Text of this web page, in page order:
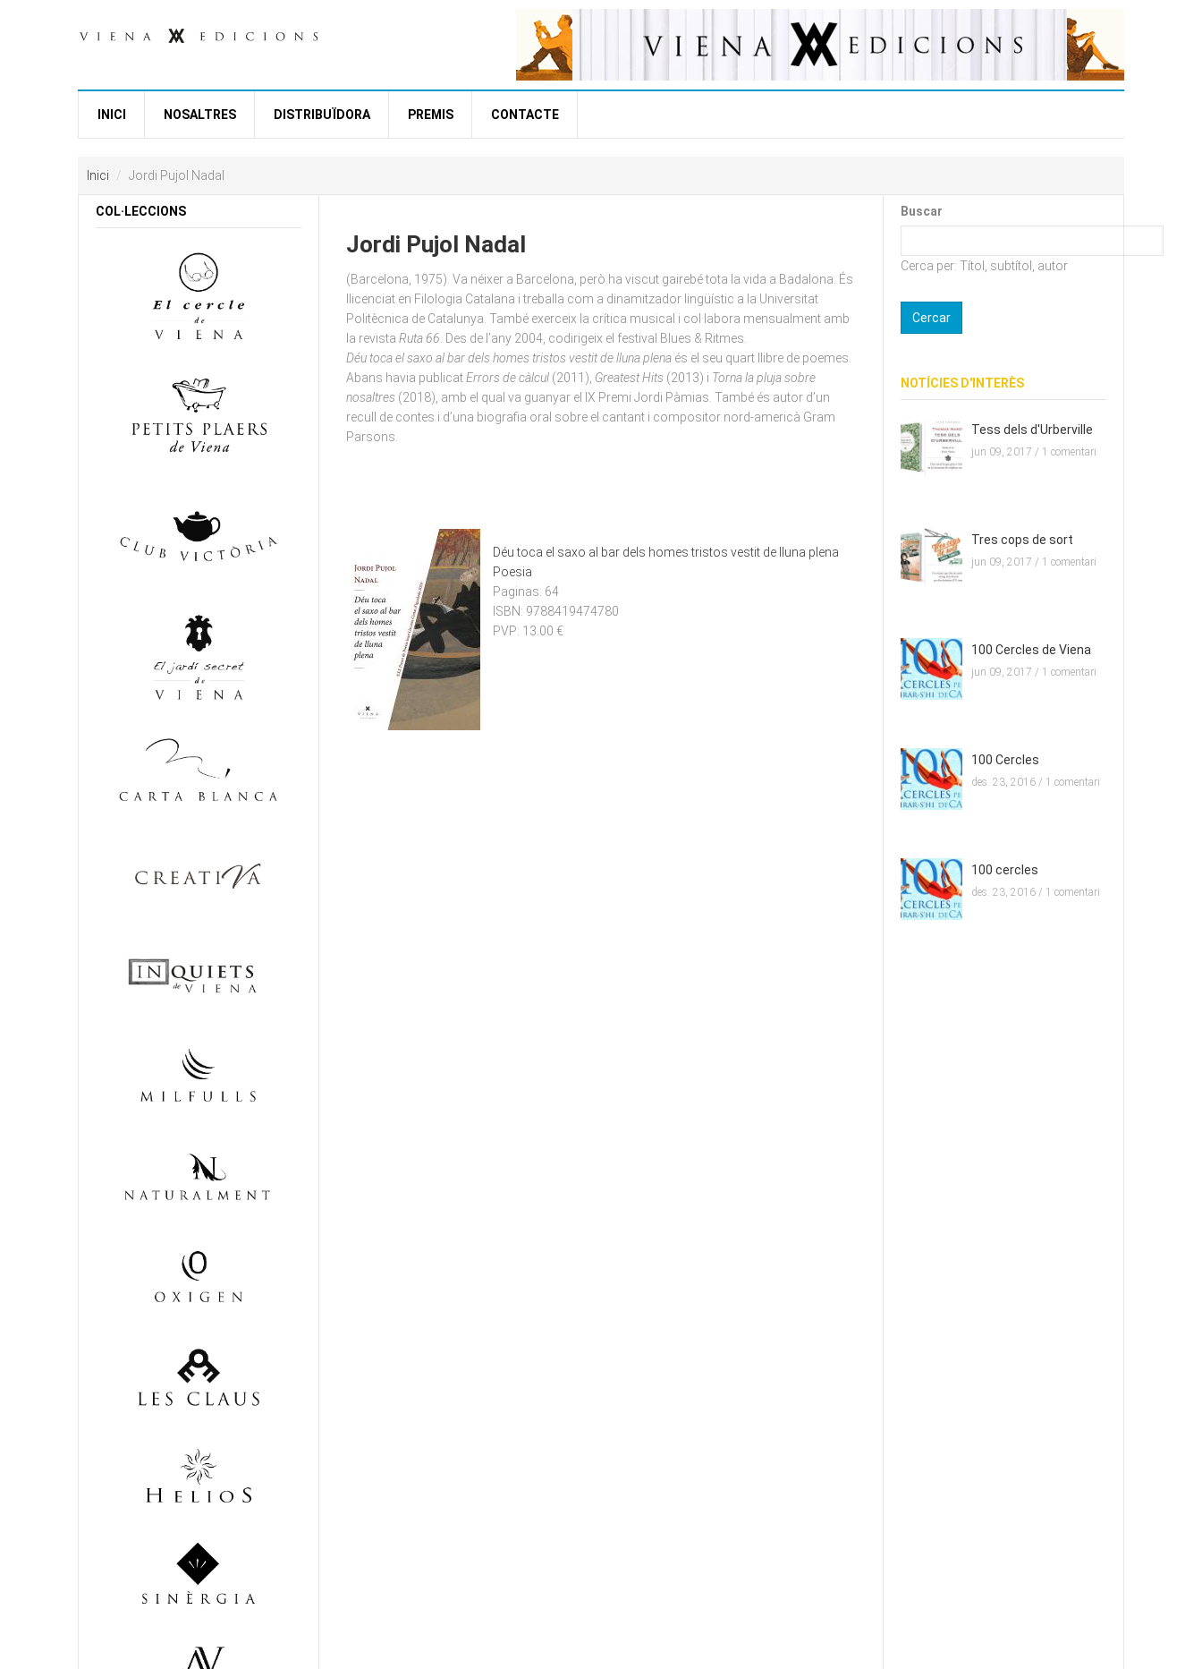
INICI NOSALTRES DISTRIBUÏDORA PREMIS CONTACTE
Inici Jordi Pujol Nadal
Jordi Pujol Nadal
(Barcelona, 1975). Va néixer a Barcelona, però ha viscut gairebé tota la vida a Badalona. És
llicenciat en Filologia Catalana i treballa com a dinamitzador lingüístic a la Universitat
Politècnica de Catalunya. També exerceix la crítica musical i col·labora mensualment amb
la revista Ruta 66 . Des de l’any 2004, codirigeix el festival Blues & Ritmes.
Déu toca el saxo al bar dels homes tristos vestit de lluna plena és el seu quart llibre de poemes.
Abans havia publicatErrors de càlcul (2011), Greatest Hits (2013) i Torna la pluja sobre
nosaltres (2018), amb el qual va guanyar el IX Premi Jordi Pàmias. També és autor d’un
recull de contes i d’una biografia oral sobre el cantant i compositor nord-americà Gram
Parsons.
Déu toca el saxo al bar dels homes tristos vestit de lluna plena
Poesia
Paginas: 64
ISBN: 9788419474780
PVP: 13.00 €
COL·LECCIONS Buscar
Cerca per: Títol, subtítol, autor
NOTÍCIES D'INTERÈS
Tess dels d'Urberville
jun 09, 2017 / 1 comentari
Tres cops de sort
jun 09, 2017 / 1 comentari
100 Cercles de Viena
jun 09, 2017 / 1 comentari
100 Cercles
des. 23, 2016 / 1 comentari
100 cercles
des. 23, 2016 / 1 comentari